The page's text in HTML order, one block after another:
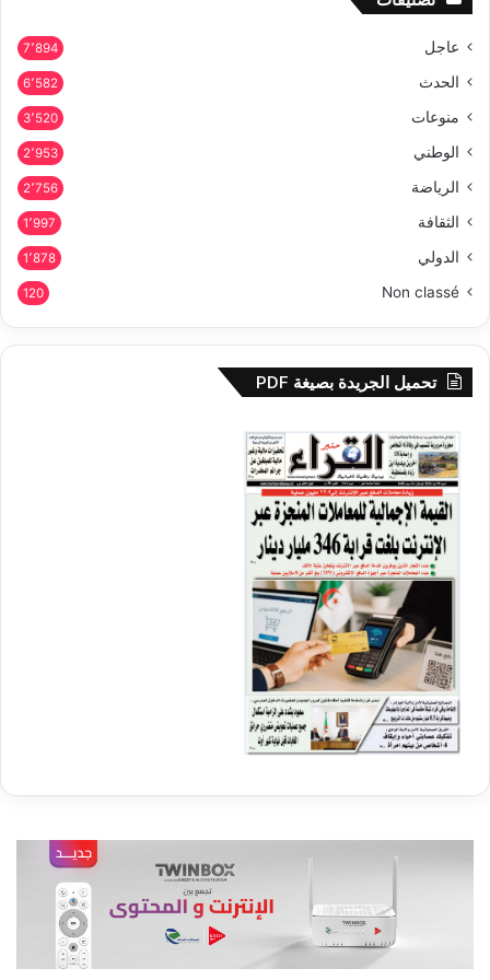
عاجل 7٬894
الحدث 6٬582
منوعات 3٬520
الوطني 2٬953
الرياضة 2٬756
الثقافة 1٬997
الدولي 1٬878
Non classé
120
تحميل الجريدة بصيغة PDF